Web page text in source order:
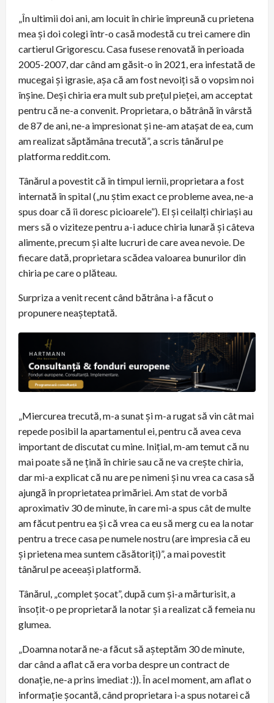
„În ultimii doi ani, am locuit în chirie împreună cu prietena
mea și doi colegi într-o casă modestă cu trei camere din
cartierul Grigorescu. Casa fusese renovată în perioada
2005-2007, dar când am găsit-o în 2021, era infestată de
mucegai și igrasie, așa că am fost nevoiți să o vopsim noi
înșine. Deși chiria era mult sub prețul pieței, am acceptat
pentru că ne-a convenit. Proprietara, o bătrână în vârstă
de 87 de ani, ne-a impresionat și ne-am atașat de ea, cum
am realizat săptămâna trecută”, a scris tânărul pe
platforma reddit.com.
Tânărul a povestit că în timpul iernii, proprietara a fost
internată în spital („nu știm exact ce probleme avea, ne-a
spus doar că îi doresc picioarele”). El și ceilalți chiriași au
mers să o viziteze pentru a-i aduce chiria lunară și câteva
alimente, precum și alte lucruri de care avea nevoie. De
fiecare dată, proprietara scădea valoarea bunurilor din
chiria pe care o plăteau.
Surpriza a venit recent când bătrâna i-a făcut o
propunere neașteptată.
„Miercurea trecută, m-a sunat și m-a rugat să vin cât mai
repede posibil la apartamentul ei, pentru că avea ceva
important de discutat cu mine. Inițial, m-am temut că nu
mai poate să ne țină în chirie sau că ne va crește chiria,
dar mi-a explicat că nu are pe nimeni și nu vrea ca casa să
ajungă în proprietatea primăriei. Am stat de vorbă
aproximativ 30 de minute, în care mi-a spus cât de multe
am făcut pentru ea și că vrea ca eu să merg cu ea la notar
pentru a trece casa pe numele nostru (are impresia că eu
și prietena mea suntem căsătoriți)”, a mai povestit
tânărul pe aceeași platformă.
Tânărul, „complet șocat”, după cum și-a mărturisit, a
însoțit-o pe proprietară la notar și a realizat că femeia nu
glumea.
„Doamna notară ne-a făcut să așteptăm 30 de minute,
dar când a aflat că era vorba despre un contract de
donație, ne-a prins imediat :)). În acel moment, am aflat o
informație șocantă, când proprietara i-a spus notarei că